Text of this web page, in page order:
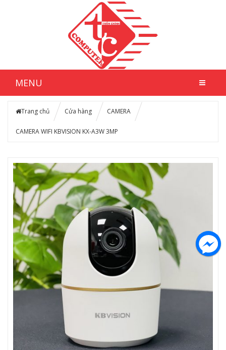
MENU
Trang chủ Cửa hàng CAMERA
CAMERA WIFI KBVISION KX-A3W 3MP